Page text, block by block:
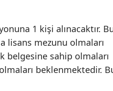
1 kişi alınacaktır.
lisans mezunu olmaları
belgesine sahip olmaları
beklenmektedir.